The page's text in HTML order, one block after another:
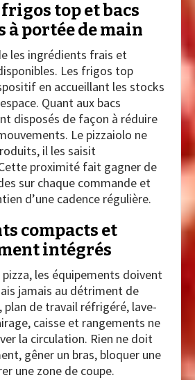
top et bacs
portée de main
les ingrédients frais et
Les frigos top
en accueillant les stocks
Quant aux bacs
disposés de façon à réduire
Le pizzaiolo ne
il les saisit
proximité fait gagner de
sur chaque commande et
d’une cadence régulière.
compacts et
intégrés
pizza, les équipements doivent
jamais au détriment de
plan de travail réfrigéré, lave-
caisse et rangements ne
la circulation. Rien ne doit
gêner un bras, bloquer une
une zone de coupe.